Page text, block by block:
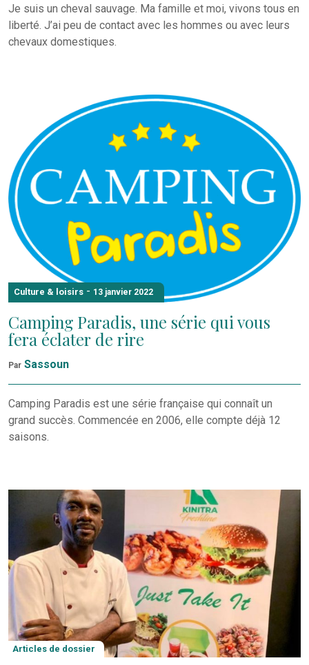
Je suis un cheval sauvage. Ma famille et moi, vivons tous en
liberté. J’ai peu de contact avec les hommes ou avec leurs
chevaux domestiques.
Culture & loisirs - 13 janvier 2022
Camping Paradis, une série qui vous
fera éclater de rire
Par Sassoun
Camping Paradis est une série française qui connaît un
grand succès. Commencée en 2006, elle compte déjà 12
saisons.
Articles de dossier